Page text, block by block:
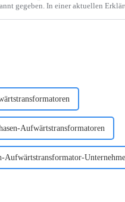
gegeben. In einer aktuellen
Aufwärtstransformatoren
Aufwärtstransformator-